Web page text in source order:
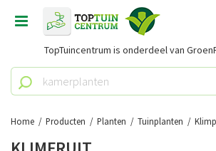
Home Producten Planten Tuinplanten
TopTuincentrum is onderdeel van